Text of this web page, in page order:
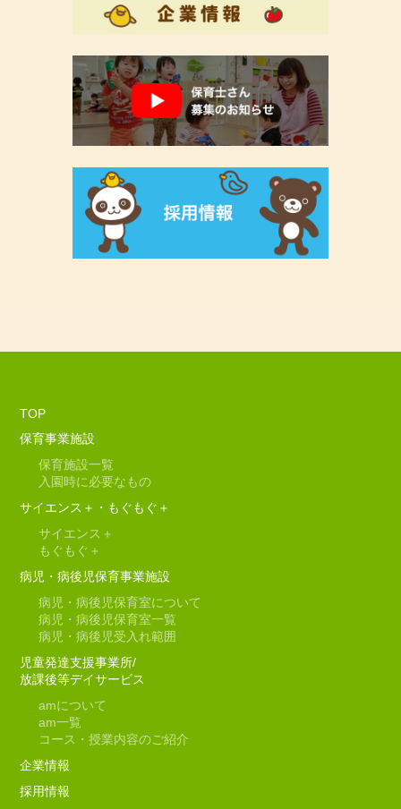
TOP
保育事業施設
保育施設一覧
入園時に必要なもの
サイエンス＋・もぐもぐ＋
サイエンス＋
もぐもぐ＋
病児・病後児保育事業施設
病児・病後児保育室について
病児・病後児保育室一覧
病児・病後児受入れ範囲
児童発達支援事業所/
放課後等デイサービス
amについて
am一覧
コース・授業内容のご紹介
企業情報
採用情報